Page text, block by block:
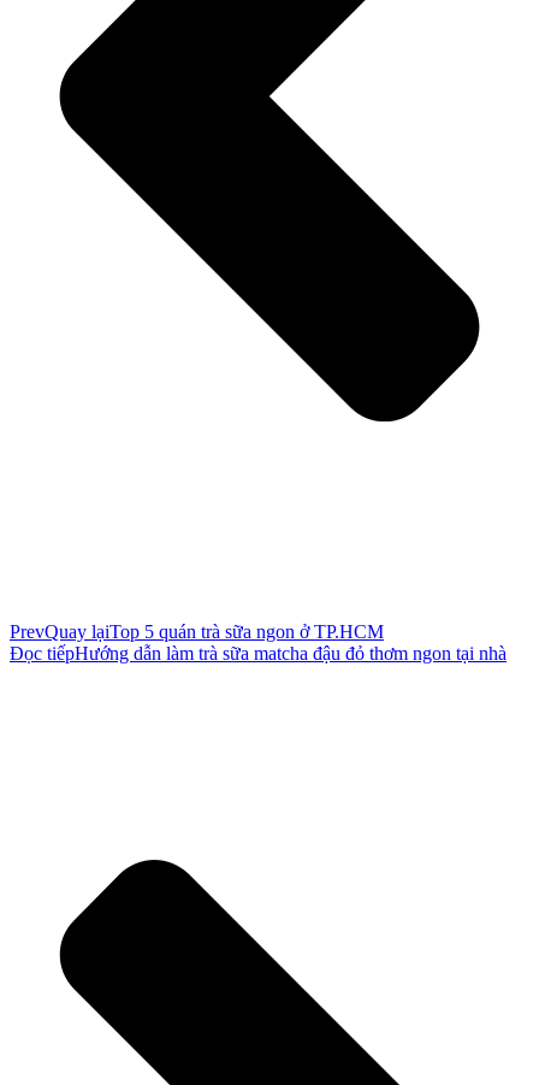
PrevQuay lạiTop 5 quán trà sữa ngon ở TP.HCM
Đọc tiếpHướng dẫn làm trà sữa matcha đậu đỏ thơm ngon tại nhà